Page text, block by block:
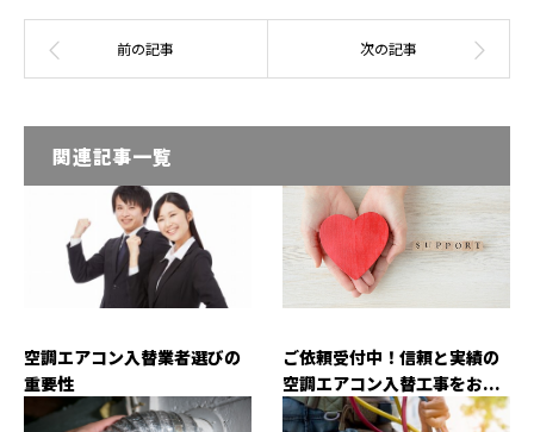
関連記事一覧
空調エアコン入替業者選びの
重要性
ご依頼受付中！信頼と実績の
空調エアコン入替工事をお...